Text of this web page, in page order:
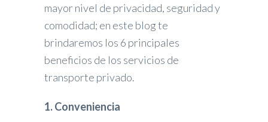
mayor nivel de privacidad, seguridad y
comodidad; en este blog te
brindaremos los 6 principales
beneficios de los servicios de
transporte privado.
1. Conveniencia